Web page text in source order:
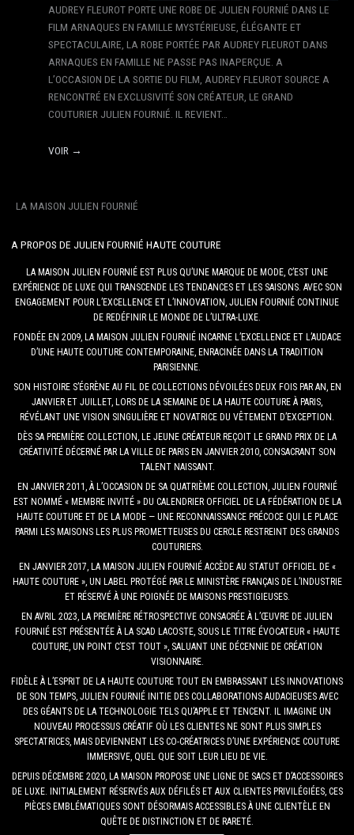
AUDREY FLEUROT PORTE UNE ROBE DE JULIEN FOURNIÉ DANS LE
FILM ARNAQUES EN FAMILLE MYSTÉRIEUSE, ÉLÉGANTE ET
SPECTACULAIRE, LA ROBE PORTÉE PAR AUDREY FLEUROT DANS
ARNAQUES EN FAMILLE NE PASSE PAS INAPERÇUE. A
L’OCCASION DE LA SORTIE DU FILM, AUDREY FLEUROT SOURCE A
RENCONTRÉ EN EXCLUSIVITÉ SON CRÉATEUR, LE GRAND
COUTURIER JULIEN FOURNIÉ. IL REVIENT…
VOIR →
LA MAISON JULIEN FOURNIÉ
A PROPOS DE JULIEN FOURNIÉ HAUTE COUTURE
LA MAISON JULIEN FOURNIÉ EST PLUS QU’UNE MARQUE DE MODE, C’EST UNE
EXPÉRIENCE DE LUXE QUI TRANSCENDE LES TENDANCES ET LES SAISONS. AVEC SON
ENGAGEMENT POUR L’EXCELLENCE ET L’INNOVATION, JULIEN FOURNIÉ CONTINUE
DE REDÉFINIR LE MONDE DE L’ULTRA-LUXE.
FONDÉE EN 2009, LA MAISON JULIEN FOURNIÉ INCARNE L’EXCELLENCE ET L’AUDACE
D’UNE HAUTE COUTURE CONTEMPORAINE, ENRACINÉE DANS LA TRADITION
PARISIENNE.
SON HISTOIRE S’ÉGRÈNE AU FIL DE COLLECTIONS DÉVOILÉES DEUX FOIS PAR AN, EN
JANVIER ET JUILLET, LORS DE LA SEMAINE DE LA HAUTE COUTURE À PARIS,
RÉVÉLANT UNE VISION SINGULIÈRE ET NOVATRICE DU VÊTEMENT D’EXCEPTION.
DÈS SA PREMIÈRE COLLECTION, LE JEUNE CRÉATEUR REÇOIT LE GRAND PRIX DE LA
CRÉATIVITÉ DÉCERNÉ PAR LA VILLE DE PARIS EN JANVIER 2010, CONSACRANT SON
TALENT NAISSANT.
EN JANVIER 2011, À L’OCCASION DE SA QUATRIÈME COLLECTION, JULIEN FOURNIÉ
EST NOMMÉ « MEMBRE INVITÉ » DU CALENDRIER OFFICIEL DE LA FÉDÉRATION DE LA
HAUTE COUTURE ET DE LA MODE — UNE RECONNAISSANCE PRÉCOCE QUI LE PLACE
PARMI LES MAISONS LES PLUS PROMETTEUSES DU CERCLE RESTREINT DES GRANDS
COUTURIERS.
EN JANVIER 2017, LA MAISON JULIEN FOURNIÉ ACCÈDE AU STATUT OFFICIEL DE «
HAUTE COUTURE », UN LABEL PROTÉGÉ PAR LE MINISTÈRE FRANÇAIS DE L’INDUSTRIE
ET RÉSERVÉ À UNE POIGNÉE DE MAISONS PRESTIGIEUSES.
EN AVRIL 2023, LA PREMIÈRE RÉTROSPECTIVE CONSACRÉE À L’ŒUVRE DE JULIEN
FOURNIÉ EST PRÉSENTÉE À LA SCAD LACOSTE, SOUS LE TITRE ÉVOCATEUR « HAUTE
COUTURE, UN POINT C’EST TOUT », SALUANT UNE DÉCENNIE DE CRÉATION
VISIONNAIRE.
FIDÈLE À L’ESPRIT DE LA HAUTE COUTURE TOUT EN EMBRASSANT LES INNOVATIONS
DE SON TEMPS, JULIEN FOURNIÉ INITIE DES COLLABORATIONS AUDACIEUSES AVEC
DES GÉANTS DE LA TECHNOLOGIE TELS QU’APPLE ET TENCENT. IL IMAGINE UN
NOUVEAU PROCESSUS CRÉATIF OÙ LES CLIENTES NE SONT PLUS SIMPLES
SPECTATRICES, MAIS DEVIENNENT LES CO-CRÉATRICES D’UNE EXPÉRIENCE COUTURE
IMMERSIVE, QUEL QUE SOIT LEUR LIEU DE VIE.
DEPUIS DÉCEMBRE 2020, LA MAISON PROPOSE UNE LIGNE DE SACS ET D’ACCESSOIRES
DE LUXE. INITIALEMENT RÉSERVÉS AUX DÉFILÉS ET AUX CLIENTES PRIVILÉGIÉES, CES
PIÈCES EMBLÉMATIQUES SONT DÉSORMAIS ACCESSIBLES À UNE CLIENTÈLE EN
QUÊTE DE DISTINCTION ET DE RARETÉ.